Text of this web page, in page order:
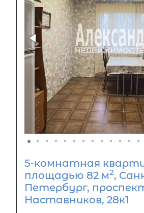
5-комнатная
площадью 82 м2,
Петербург,
Наставников, 28к1